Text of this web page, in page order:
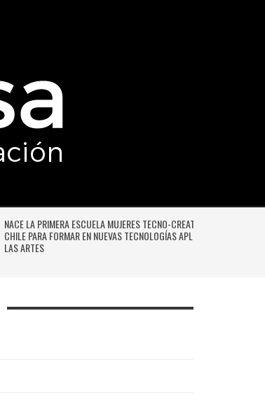
NACE LA PRIMERA ESCUELA MUJERES TECNO-CREATIVAS DE
CHILE PARA FORMAR EN NUEVAS TECNOLOGÍAS APLICADAS A
LAS ARTES